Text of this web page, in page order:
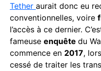
Tether aurait donc eu
conventionnelles, voire
l’accès à ce dernier.
fameuse enquête du
commence en 2017,
cessé de traiter les